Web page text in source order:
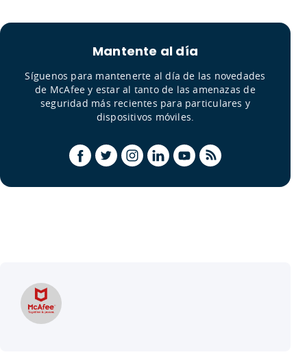
Mantente al día
Síguenos para mantenerte al día de las novedades
de McAfee y estar al tanto de las amenazas de
seguridad más recientes para particulares y
dispositivos móviles.